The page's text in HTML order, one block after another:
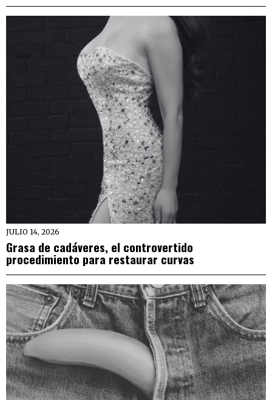
JULIO 14, 2026
Grasa de cadáveres, el controvertido
procedimiento para restaurar curvas